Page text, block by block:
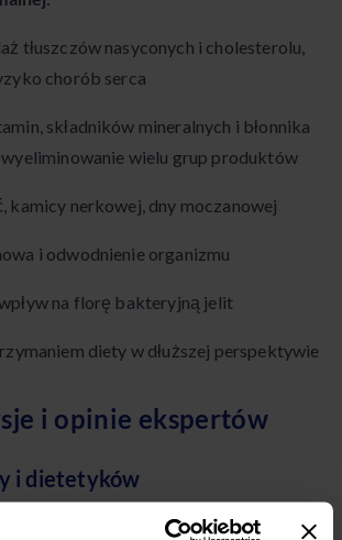
tłuszczów nasyconych i cholesterolu,
chorób serca
składników mineralnych i błonnika
wyeliminowanie wielu grup produktów
kamicy nerkowej, dny moczanowej
i odwodnienie organizmu
na florę bakteryjną jelit
diety w dłuższej perspektywie
i opinie ekspertów
i dietetyków
budzi liczne kontrowersje w